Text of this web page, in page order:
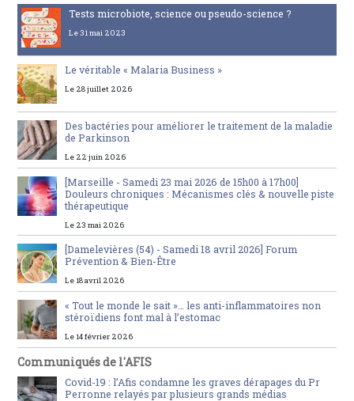
Tests microbiote, science ou pseudo-science ?
Le 31 mai 2023
Le véritable « Malaria Business »
Le 28 juillet 2026
Des bactéries pour améliorer le traitement de la maladie
de Parkinson
Le 22 juin 2026
[Marseille - Samedi 23 mai 2026 de 15h00 à 17h00]
Douleurs chroniques : Mécanismes clés & nouvelle piste
thérapeutique
Le 23 mai 2026
[Damelevières (54) - Samedi 18 avril 2026] Forum
Prévention & Bien-Être
Le 18 avril 2026
« Tout le monde le sait »… les anti-inflammatoires non
stéroïdiens font mal à l’estomac
Le 14 février 2026
Communiqués de l'AFIS
Covid-19 : l’Afis condamne les graves dérapages du Pr
Perronne relayés par plusieurs grands médias